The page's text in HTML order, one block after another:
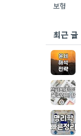
보험
최근 글